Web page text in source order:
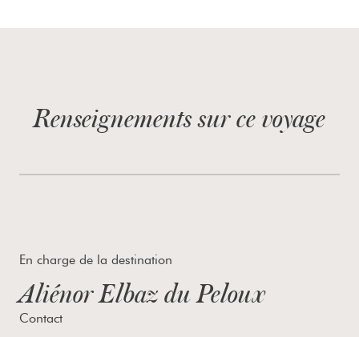
Renseignements sur ce voyage
En charge de la destination
Aliénor Elbaz du Peloux
Contact